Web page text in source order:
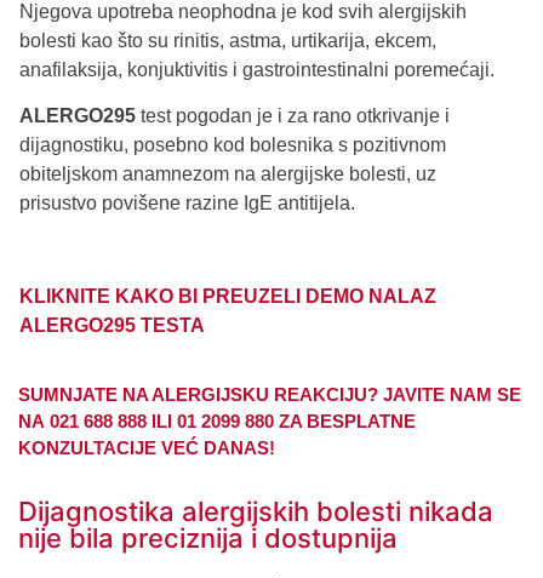
Njegova upotreba neophodna je kod svih alergijskih
bolesti kao što su rinitis, astma, urtikarija, ekcem,
anafilaksija, konjuktivitis i gastrointestinalni poremećaji.
ALERGO295 test pogodan je i za rano otkrivanje i
dijagnostiku, posebno kod bolesnika s pozitivnom
obiteljskom anamnezom na alergijske bolesti, uz
prisustvo povišene razine IgE antitijela.
KLIKNITE KAKO BI PREUZELI DEMO NALAZ
ALERGO295 TESTA
SUMNJATE NA ALERGIJSKU REAKCIJU? JAVITE NAM SE
NA 021 688 888 ILI 01 2099 880 ZA BESPLATNE
KONZULTACIJE VEĆ DANAS!
Dijagnostika alergijskih bolesti nikada
nije bila preciznija i dostupnija